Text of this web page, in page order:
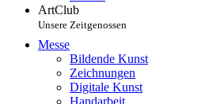
ArtClub
Unsere Zeitgenossen
Messe
Bildende Kunst
Zeichnungen
Digitale Kunst
Handarbeit